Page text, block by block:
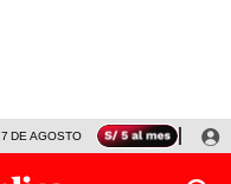
7 DE AGOSTO TINKA RESULTADOS